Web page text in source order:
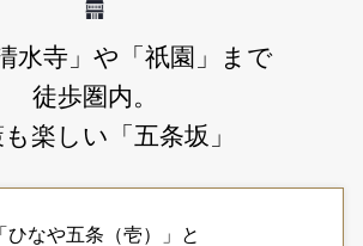
水寺」や「祇園」まで
徒歩圏内。
楽しい「五条坂」
「ひなや五条（壱）」と